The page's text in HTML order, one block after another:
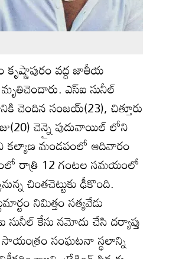
వద్ద జాతీయ
ఎస్‌ఐ సునీల్‌
చెందిన సంజయ్‌(23), చిత్తూరు
చెన్నై పుదువాయిల్‌ లోని
కల్యాణ మండపంలో ఆదివారం
రాత్రి 12 గంటల సమయంలో
చింతచెట్టుకు ఢీకొంది.
నిమిత్తం సత్యవేడు
కేసు నమోదు చేసి దర్యాప్తు
సాయంత్రం సంఘటనా స్థలాన్ని